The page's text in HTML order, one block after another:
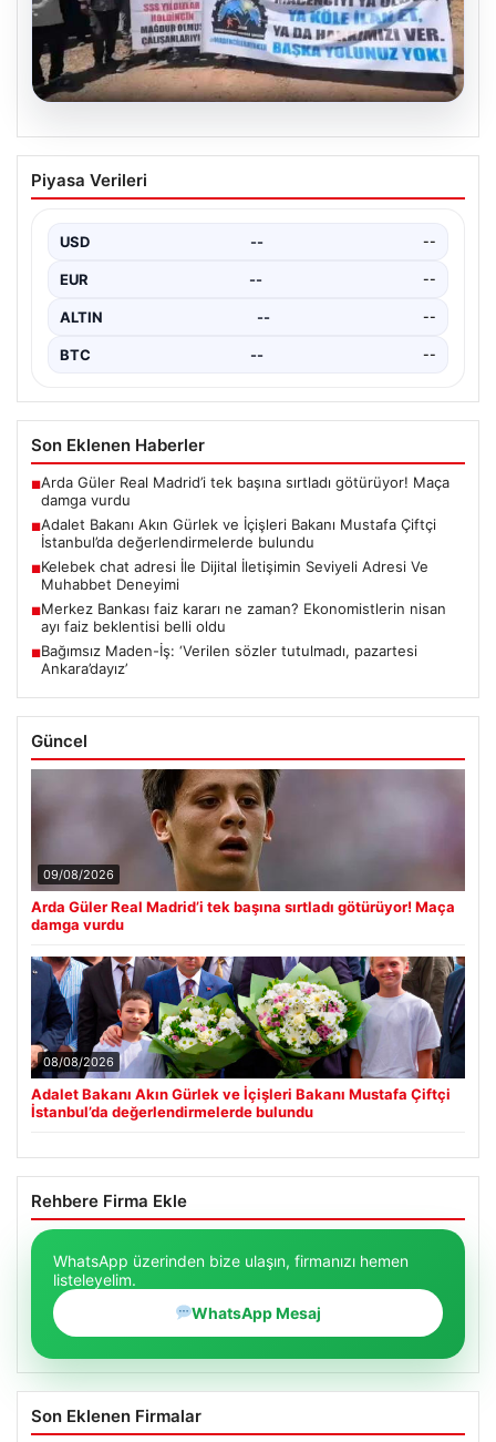
Bağımsız Maden-İş: ‘Verilen sözler
tutulmadı, pazartesi Ankara’dayız’
Piyasa Verileri
USD -- --
EUR -- --
ALTIN -- --
BTC -- --
Son Eklenen Haberler
■Arda Güler Real Madrid’i tek başına sırtladı götürüyor! Maça
damga vurdu
■Adalet Bakanı Akın Gürlek ve İçişleri Bakanı Mustafa Çiftçi
İstanbul’da değerlendirmelerde bulundu
■Kelebek chat adresi İle Dijital İletişimin Seviyeli Adresi Ve
Muhabbet Deneyimi
■Merkez Bankası faiz kararı ne zaman? Ekonomistlerin nisan
ayı faiz beklentisi belli oldu
■Bağımsız Maden-İş: ‘Verilen sözler tutulmadı, pazartesi
Ankara’dayız’
Güncel
09/08/2026
Arda Güler Real Madrid’i tek başına sırtladı götürüyor! Maça
damga vurdu
08/08/2026
Adalet Bakanı Akın Gürlek ve İçişleri Bakanı Mustafa Çiftçi
İstanbul’da değerlendirmelerde bulundu
Rehbere Firma Ekle
WhatsApp üzerinden bize ulaşın, firmanızı hemen
listeleyelim.
WhatsApp Mesaj
Son Eklenen Firmalar